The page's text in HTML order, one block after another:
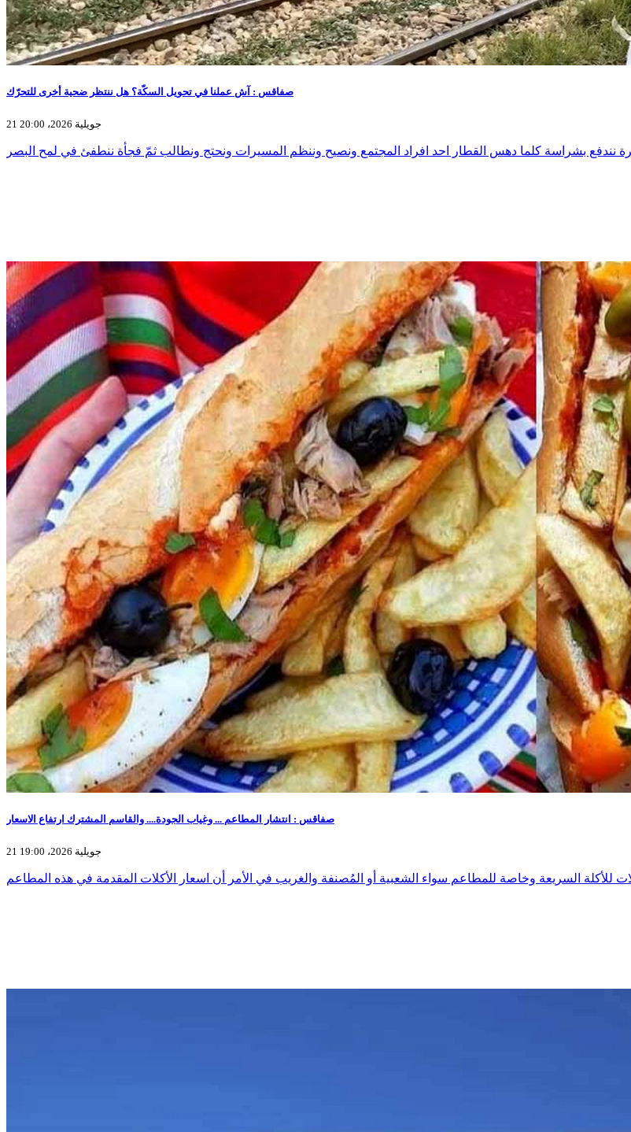
صفاقس : آش عملنا في تحويل السكّة؟ هل ننتظر ضحية أخرى للتحرّك
21 جويلية 2026، 20:00
صفاقس : انتشار المطاعم ... وغياب الجودة.... والقاسم المشترك ارتفاع الاسعار
21 جويلية 2026، 19:00